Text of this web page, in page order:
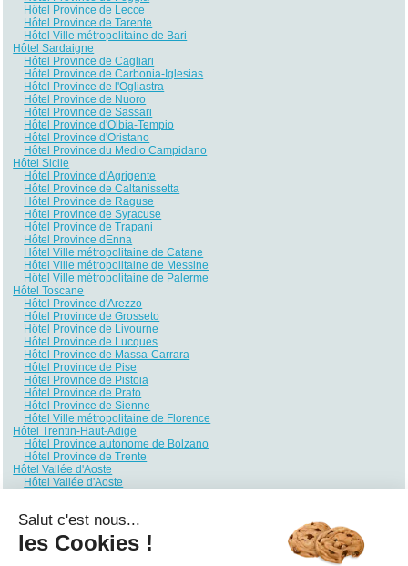
Hôtel Province de Lecce
Hôtel Province de Tarente
Hôtel Ville métropolitaine de Bari
Hôtel Sardaigne
Hôtel Province de Cagliari
Hôtel Province de Carbonia-Iglesias
Hôtel Province de l'Ogliastra
Hôtel Province de Nuoro
Hôtel Province de Sassari
Hôtel Province d'Olbia-Tempio
Hôtel Province d'Oristano
Hôtel Province du Medio Campidano
Hôtel Sicile
Hôtel Province d'Agrigente
Hôtel Province de Caltanissetta
Hôtel Province de Raguse
Hôtel Province de Syracuse
Hôtel Province de Trapani
Hôtel Province dEnna
Hôtel Ville métropolitaine de Catane
Hôtel Ville métropolitaine de Messine
Hôtel Ville métropolitaine de Palerme
Hôtel Toscane
Hôtel Province d'Arezzo
Hôtel Province de Grosseto
Hôtel Province de Livourne
Hôtel Province de Lucques
Hôtel Province de Massa-Carrara
Hôtel Province de Pise
Hôtel Province de Pistoia
Hôtel Province de Prato
Hôtel Province de Sienne
Hôtel Ville métropolitaine de Florence
Hôtel Trentin-Haut-Adige
Hôtel Province autonome de Bolzano
Hôtel Province de Trente
Hôtel Vallée d'Aoste
Hôtel Vallée d'Aoste
Hôtel Province de Padoue
Hôtel Province de Rovigo
Hôtel Province de Trévise
Salut c'est nous...
les Cookies !